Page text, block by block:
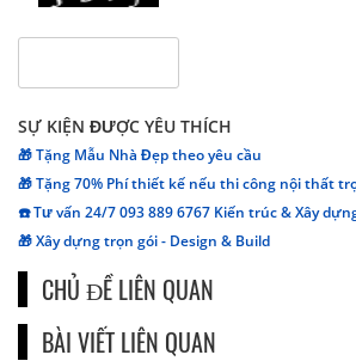
SỰ KIỆN ĐƯỢC YÊU THÍCH
🎁 Tặng Mẫu Nhà Đẹp theo yêu cầu
🎁 Tặng 70% Phí thiết kế nếu thi công nội thất
☎️ Tư vấn 24/7 093 889 6767 Kiến trúc & Xây
🎁 Xây dựng trọn gói - Design & Build
CHỦ ĐỀ LIÊN QUAN
BÀI VIẾT LIÊN QUAN